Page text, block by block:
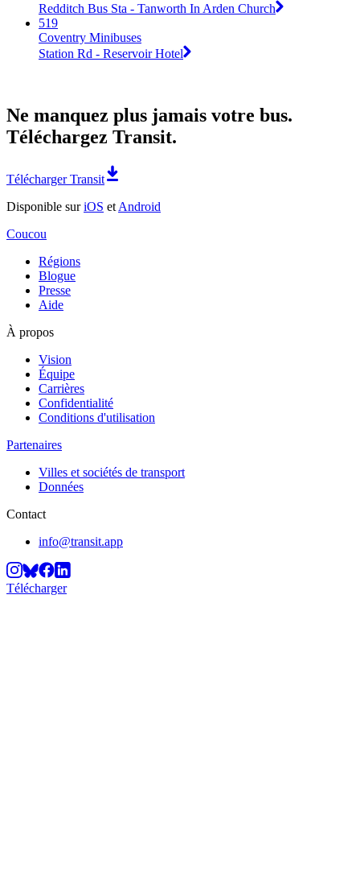
Redditch Bus Sta - Tanworth In Arden Church
519
Coventry Minibuses
Station Rd - Reservoir Hotel
Ne manquez plus jamais votre bus.
Téléchargez Transit.
Télécharger Transit
Disponible suriOS et Android
Coucou
Régions
Blogue
Presse
Aide
À propos
Vision
Équipe
Carrières
Confidentialité
Conditions d'utilisation
Partenaires
Villes et sociétés de transport
Données
Contact
info@transit.app
Télécharger